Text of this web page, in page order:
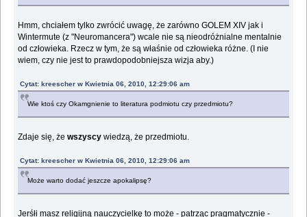
Hmm, chciałem tylko zwrócić uwagę, że zarówno GOLEM XIV jak i
Wintermute (z "Neuromancera") wcale nie są nieodróżnialne mentalnie
od człowieka. Rzecz w tym, że są właśnie od człowieka różne. (I nie
wiem, czy nie jest to prawdopodobniejsza wizja aby.)
Cytat: kreescher w Kwietnia 06, 2010, 12:29:06 am
Wie ktoś czy Okamgnienie to literatura podmiotu czy przedmiotu?
Zdaje się, żewszyscy wiedzą, że przedmiotu.
Cytat: kreescher w Kwietnia 06, 2010, 12:29:06 am
Może warto dodać jeszcze apokalipsę?
Jerśłi masz religijną nauczycielkę to może - patrząc pragmatycznie -